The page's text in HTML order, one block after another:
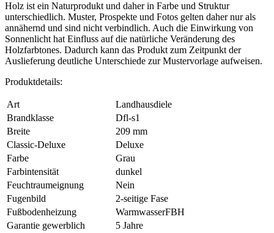
Holz ist ein Naturprodukt und daher in Farbe und Struktur
unterschiedlich. Muster, Prospekte und Fotos gelten daher nur als
annähernd und sind nicht verbindlich. Auch die Einwirkung von
Sonnenlicht hat Einfluss auf die natürliche Veränderung des
Holzfarbtones. Dadurch kann das Produkt zum Zeitpunkt der
Auslieferung deutliche Unterschiede zur Mustervorlage aufweisen.
Produktdetails:
Art
Landhausdiele
Brandklasse
Dfl-s1
Breite
209 mm
Classic-Deluxe
Deluxe
Farbe
Grau
Farbintensität
dunkel
Feuchtraumeignung
Nein
Fugenbild
2-seitige Fase
Fußbodenheizung
WarmwasserFBH
Garantie gewerblich
5 Jahre